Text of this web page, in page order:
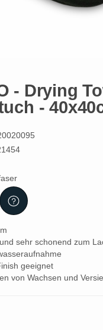
- Drying
-
sehr schonend zum
geeignet
von Wachsen und